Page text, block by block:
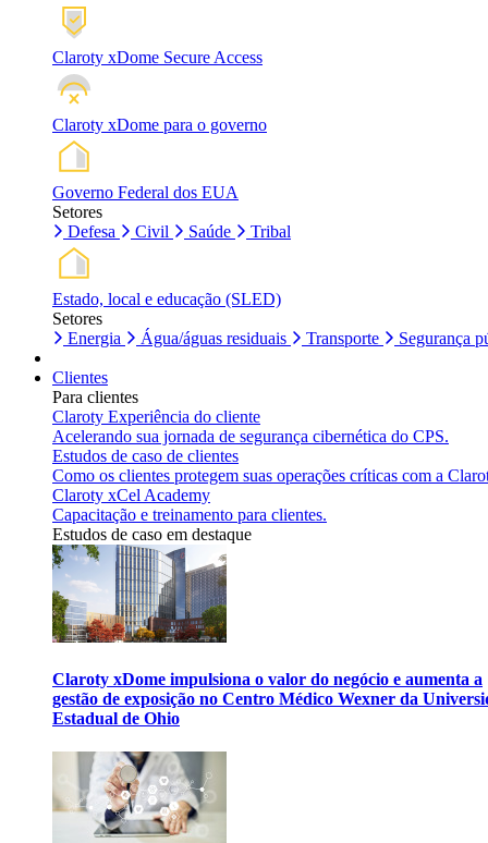
Claroty xDome Secure Access
Claroty xDome para o governo
Governo Federal dos EUA
Setores
Defesa
Civil Saúde Tribal
Estado, local e educação (SLED)
Setores
Energia
Água/águas residuais Transporte Segurança
Clientes
Para clientes
Claroty Experiência do cliente
Acelerando sua jornada de segurança cibernética do CPS.
Estudos de caso de clientes
Como os clientes protegem suas operações críticas com a
Claroty xCel Academy
Capacitação e treinamento para clientes.
Estudos de caso em destaque
Claroty xDome impulsiona o valor do negócio e aumenta a
gestão de exposição no Centro Médico Wexner da
Estadual de Ohio